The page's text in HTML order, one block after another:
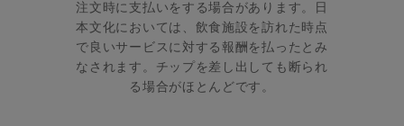
注文時に支払いをする場合があります。日
本文化においては、飲食施設を訪れた時点
で良いサービスに対する報酬を払ったとみ
なされます。チップを差し出しても断られ
る場合がほとんどです。